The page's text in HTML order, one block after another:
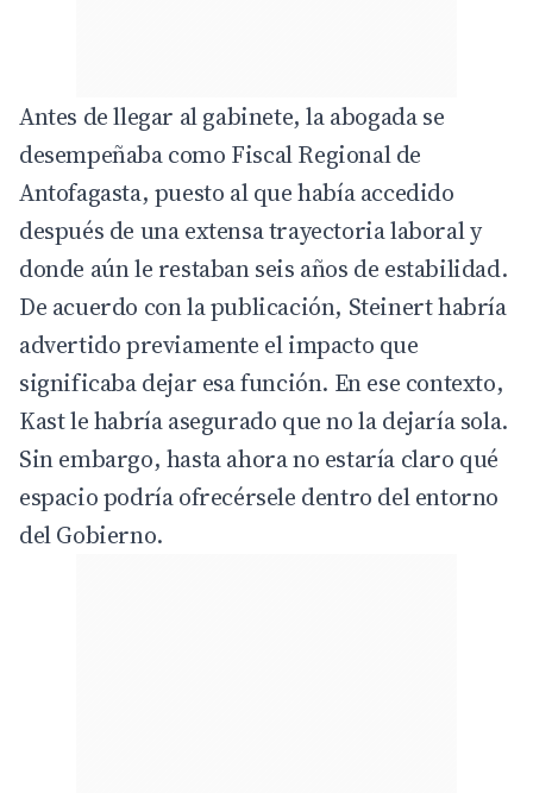
Antes de llegar al gabinete, la abogada se
desempeñaba como Fiscal Regional de
Antofagasta, puesto al que había accedido
después de una extensa trayectoria laboral y
donde aún le restaban seis años de estabilidad.
De acuerdo con la publicación, Steinert habría
advertido previamente el impacto que
significaba dejar esa función. En ese contexto,
Kast le habría asegurado que no la dejaría sola.
Sin embargo, hasta ahora no estaría claro qué
espacio podría ofrecérsele dentro del entorno
del Gobierno.